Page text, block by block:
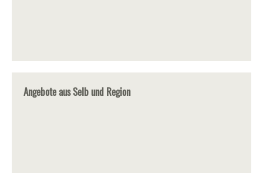
Angebote aus Selb und Region